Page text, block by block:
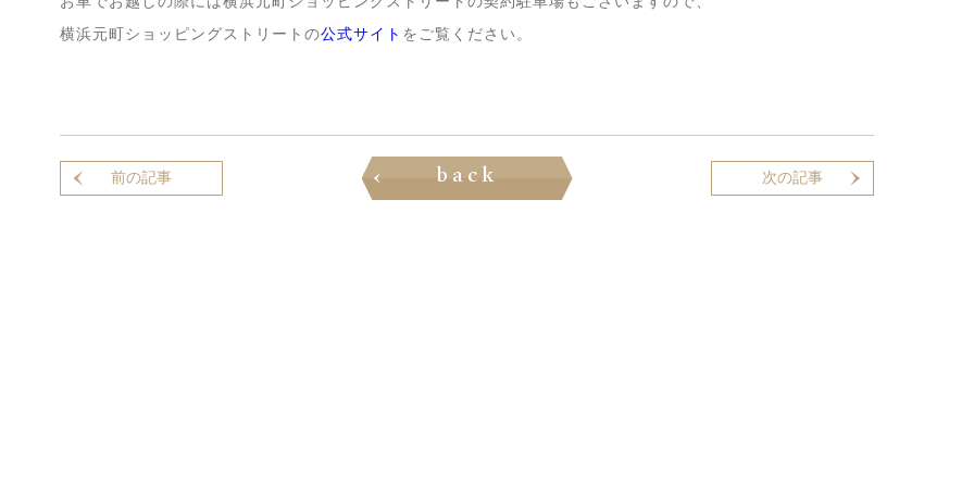
横浜元町ショッピングストリートの公式サイト をご覧ください。
前の記事
前の記事はありません back 次の記事
次の記事はありません